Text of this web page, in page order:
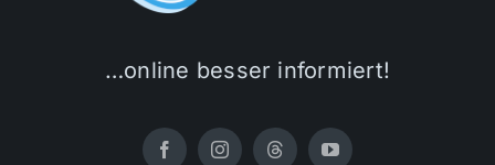
…online besser informiert!